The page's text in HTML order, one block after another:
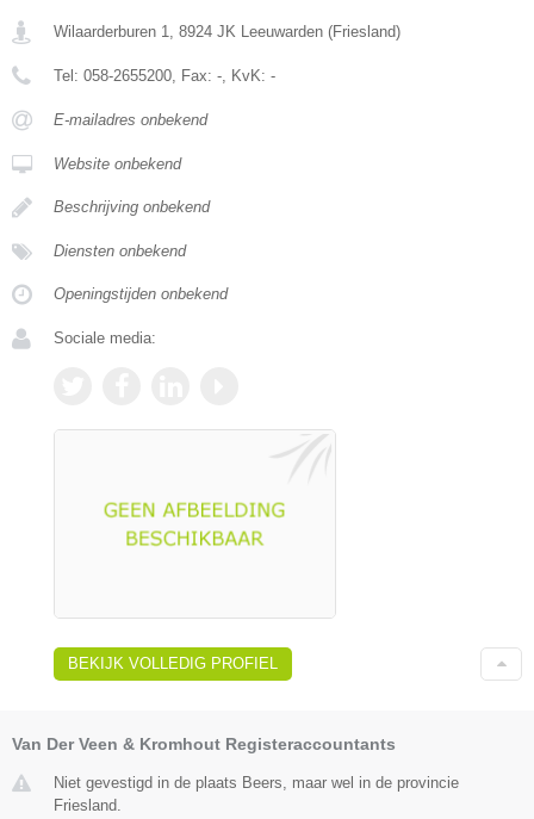
Wilaarderburen 1, 8924 JK Leeuwarden (Friesland)
Tel: 058-2655200, Fax: -, KvK: -
E-mailadres onbekend
Website onbekend
Beschrijving onbekend
Diensten onbekend
Openingstijden onbekend
Sociale media:
BEKIJK VOLLEDIG PROFIEL
Van Der Veen & Kromhout Registeraccountants
Niet gevestigd in de plaats Beers, maar wel in de provincie
Friesland.